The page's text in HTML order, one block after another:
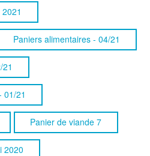
Paniers alimentaires - 04/21
01/21
Panier de viande 7
2020